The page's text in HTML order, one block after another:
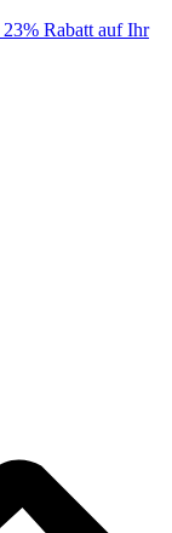
23% Rabatt auf Ihr